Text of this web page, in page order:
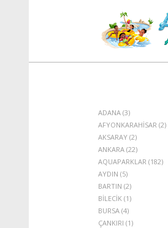
ADANA (3)
AFYONKARAHİSAR (2)
AKSARAY (2)
ANKARA (22)
AQUAPARKLAR (182)
AYDIN (5)
BARTIN (2)
BİLECİK (1)
BURSA (4)
ÇANKIRI (1)